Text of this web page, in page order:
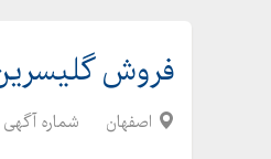
فروش گلیسرین اتوکسیله7مول-
اصفهان شماره